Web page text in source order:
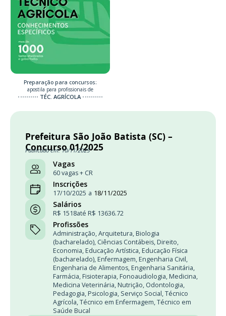
Preparação para concursos:
apostila para profissionais de
TÉC. AGRÍCOLA
Prefeitura São João Batista (SC) –
Concurso 01/2025
Publicado em: 10/11/2025
Vagas
60 vagas + CR
Inscrições
17/10/2025 a 18/11/2025
Salários
R$ 1518até R$ 13636.72
Profissões
Administração,Arquitetura, Biologia
(bacharelado), Ciências Contábeis, Direito,
Economia, Educação Artística, Educação Física
(bacharelado), Enfermagem, Engenharia Civil,
Engenharia de Alimentos, Engenharia Sanitária,
Farmácia, Fisioterapia, Fonoaudiologia, Medicina,
Medicina Veterinária, Nutrição, Odontologia,
Pedagogia, Psicologia, Serviço Social,Técnico
Agrícola,Técnico em Enfermagem,Técnico em
Saúde Bucal